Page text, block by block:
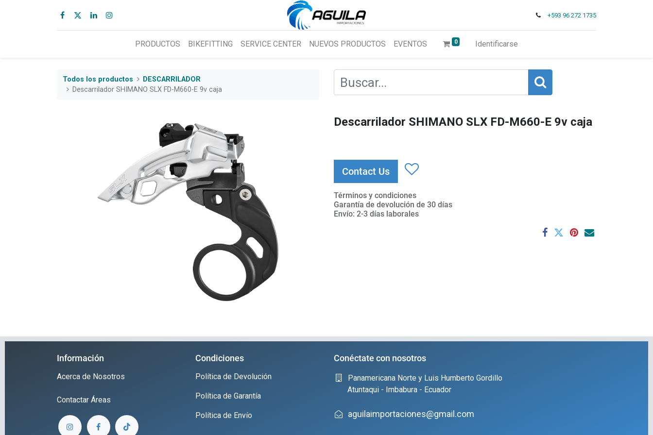
+593 96 272 1735
PRODUCTOS BIKEFITTING SERVICE CENTER NUEVOS PRODUCTOS EVENTOS 0 Identificarse
Todos los productos
DESCARRILADOR
Descarrilador SHIMANO SLX FD-M660-E 9v caja
Descarrilador SHIMANO SLX FD-M660-E 9v caja
Contact Us
Términos y condiciones
Garantía de devolución de 30 días
Envío: 2-3 días laborales
Información
Acerca de Nosotros
Contactar Áreas
Condiciones
Política de Devolución
Política de Garantía
Política de Envío
Conéctate con nosotros
Panamericana Norte y Luis Humberto Gordillo
Atuntaqui - Imbabura - Ecuador
aguilaimportaciones@gmail.com